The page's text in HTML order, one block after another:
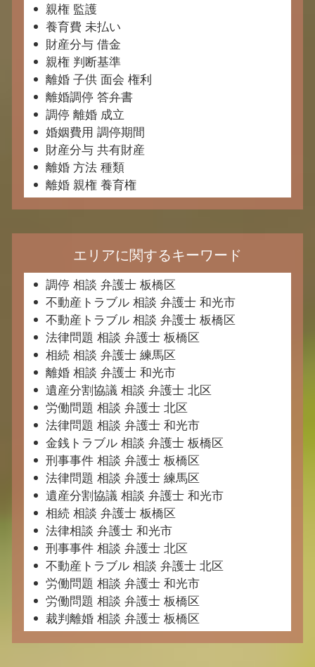
親権 監護
養育費 未払い
財産分与 借金
親権 判断基準
離婚 子供 面会 権利
離婚調停 答弁書
調停 離婚 成立
婚姻費用 調停期間
財産分与 共有財産
離婚 方法 種類
離婚 親権 養育権
エリアに関するキーワード
調停 相談 弁護士 板橋区
不動産トラブル 相談 弁護士 和光市
不動産トラブル 相談 弁護士 板橋区
法律問題 相談 弁護士 板橋区
相続 相談 弁護士 練馬区
離婚 相談 弁護士 和光市
遺産分割協議 相談 弁護士 北区
労働問題 相談 弁護士 北区
法律問題 相談 弁護士 和光市
金銭トラブル 相談 弁護士 板橋区
刑事事件 相談 弁護士 板橋区
法律問題 相談 弁護士 練馬区
遺産分割協議 相談 弁護士 和光市
相続 相談 弁護士 板橋区
法律相談 弁護士 和光市
刑事事件 相談 弁護士 北区
不動産トラブル 相談 弁護士 北区
労働問題 相談 弁護士 和光市
労働問題 相談 弁護士 板橋区
裁判離婚 相談 弁護士 板橋区